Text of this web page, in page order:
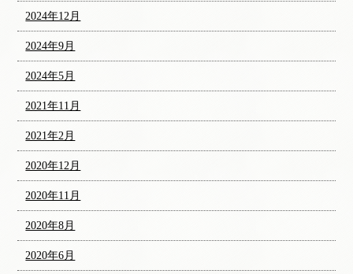
2024年12月
2024年9月
2024年5月
2021年11月
2021年2月
2020年12月
2020年11月
2020年8月
2020年6月